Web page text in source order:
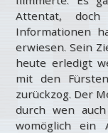
Attentat,
Informationen
erwiesen. Sein
heute erledigt
mit den
zurückzog. Der
durch wen
womöglich ein